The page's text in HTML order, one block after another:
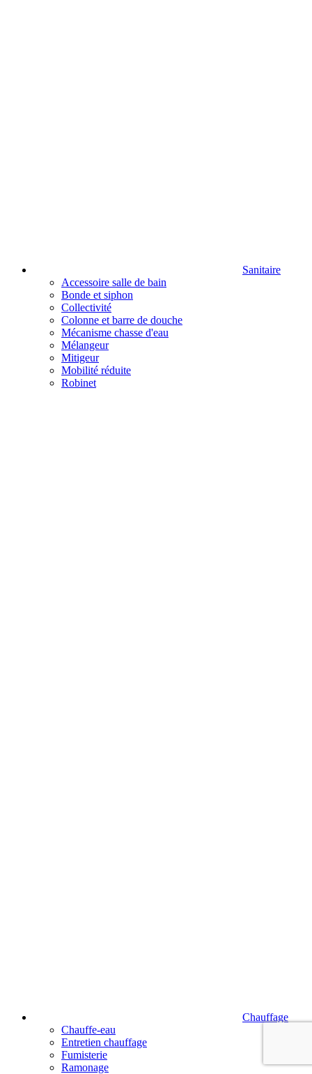
Sanitaire
Accessoire salle de bain
Bonde et siphon
Collectivité
Colonne et barre de douche
Mécanisme chasse d'eau
Mélangeur
Mitigeur
Mobilité réduite
Robinet
Chauffage
Chauffe-eau
Entretien chauffage
Fumisterie
Ramonage